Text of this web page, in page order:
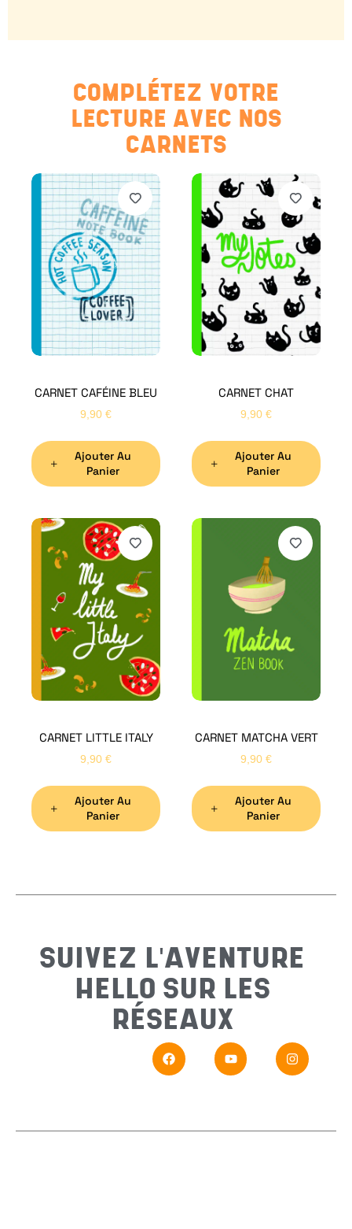
COMPLÉTEZ VOTRE
LECTURE AVEC NOS
CARNETS
CARNET CAFÉINE BLEU
9,90 €
Ajouter Au
Panier
CARNET CHAT
9,90 €
Ajouter Au
Panier
CARNET LITTLE ITALY
9,90 €
Ajouter Au
Panier
CARNET MATCHA VERT
9,90 €
Ajouter Au
Panier
SUIVEZ L'AVENTURE
HELLO SUR LES
RÉSEAUX